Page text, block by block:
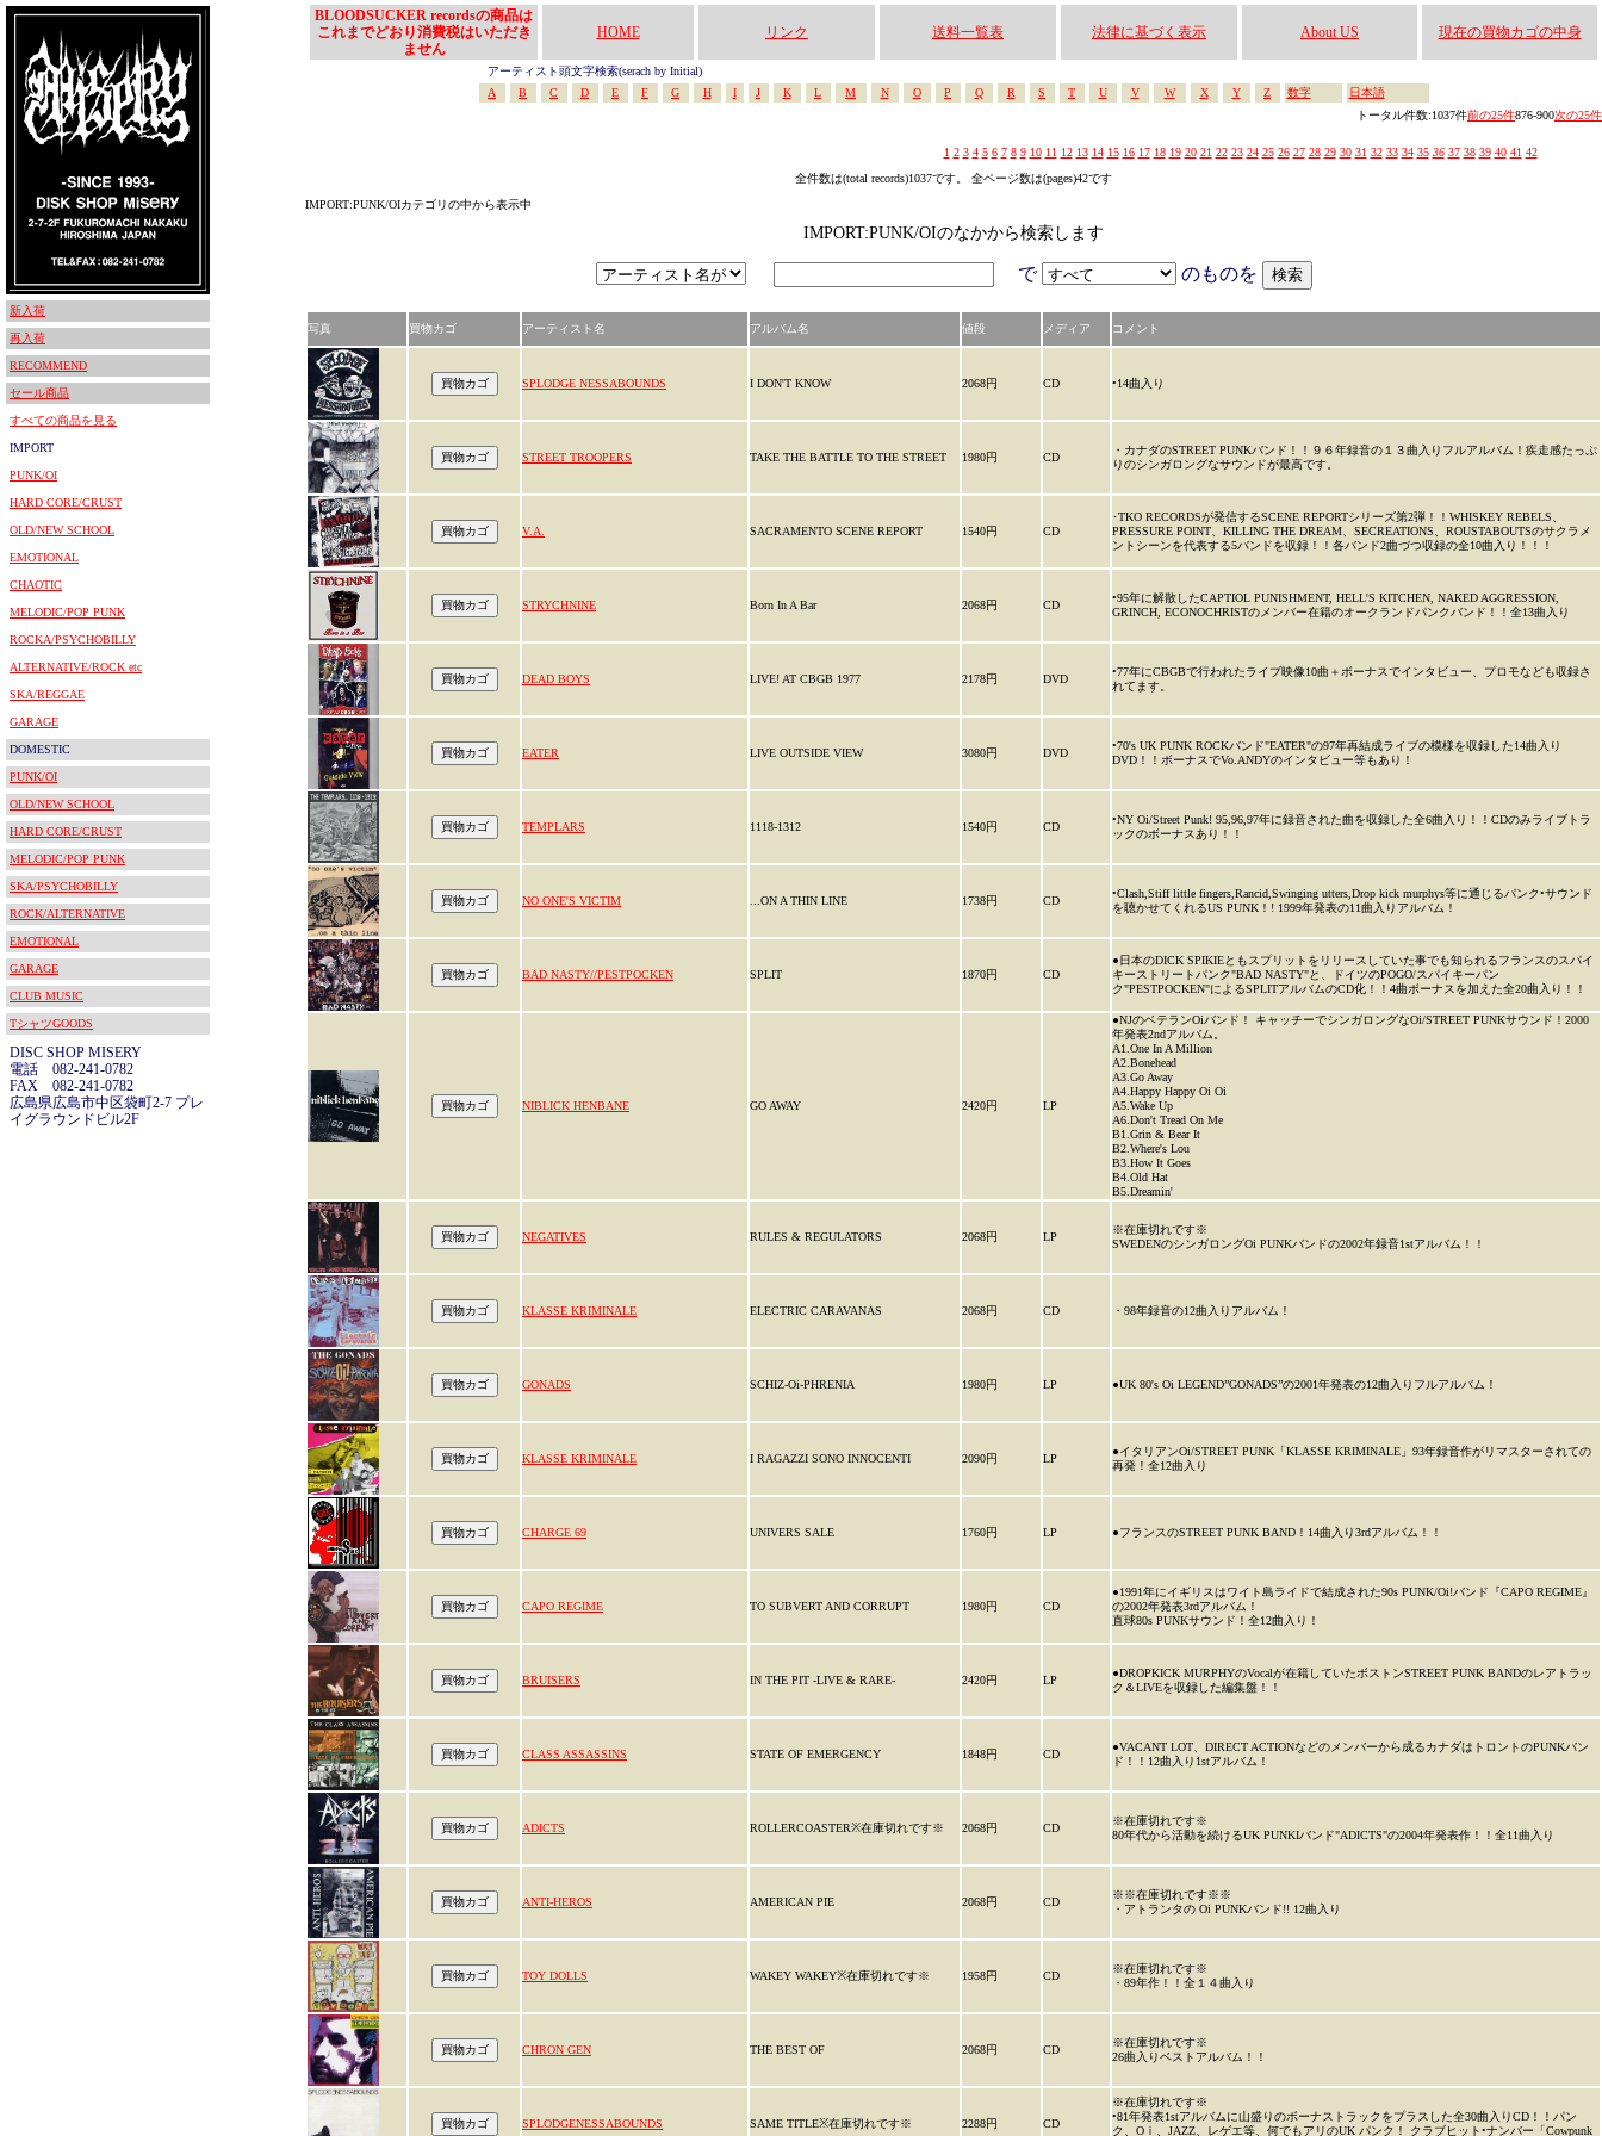
新入荷
再入荷
RECOMMEND
セール商品
すべての商品を見る
IMPORT
PUNK/OI
HARD CORE/CRUST
OLD/NEW SCHOOL
EMOTIONAL
CHAOTIC
MELODIC/POP PUNK
ROCKA/PSYCHOBILLY
ALTERNATIVE/ROCK etc
SKA/REGGAE
GARAGE
DOMESTIC
PUNK/OI
OLD/NEW SCHOOL
HARD CORE/CRUST
MELODIC/POP PUNK
SKA/PSYCHOBILLY
ROCK/ALTERNATIVE
EMOTIONAL
GARAGE
CLUB MUSIC
TシャツGOODS
DISC SHOP MISERY
電話 082-241-0782
FAX 082-241-0782
広島県広島市中区袋町2-7 プレ
イグラウンドビル2F
BLOODSUCKER recordsの商品は
これまでどおり消費税はいただき
ません
HOME リンク 送料一覧表 法律に基づく表示 About US 現在の買物カゴの中身
アーティスト頭文字検索(serach by Initial)
A
B C D E F G H I J K L M N O P Q R S T U V W X Y Z 数字
日本語
トータル件数:1037件前の25件876-900次の25件
1 2 3 4 5 6 7 8 9 10 11 12 13 14 15 16 17 18 19 20 21 22 23 24 25 26 27 28 29 30 31 32 33 34 35 36 37 38 39 40 41 42
全件数は(total records)1037です。 全ページ数は(pages)42です
IMPORT:PUNK/OIカテゴリの中から表示中
IMPORT:PUNK/OIのなかから検索します
で のものを
写真 買物カゴ アーティスト名 アルバム名 値段 メディア コメント
SPLODGE NESSABOUNDS I DON'T KNOW 2068円 CD •14曲入り
STREET TROOPERS TAKE THE BATTLE TO THE STREET 1980円 CD
・カナダのSTREET PUNKバンド！！９６年録音の１３曲入りフルアルバム！疾走感たっぷ
りのシンガロングなサウンドが最高です。
V.A. SACRAMENTO SCENE REPORT 1540円 CD
･TKO RECORDSが発信するSCENE REPORTシリーズ第2弾！！WHISKEY REBELS、
PRESSURE POINT、KILLING THE DREAM、SECREATIONS、ROUSTABOUTSのサクラメ
ントシーンを代表する5バンドを収録！！各バンド2曲づつ収録の全10曲入り！！！
STRYCHNINE Born In A Bar 2068円 CD
•95年に解散したCAPTIOL PUNISHMENT, HELL'S KITCHEN, NAKED AGGRESSION,
GRINCH, ECONOCHRISTのメンバー在籍のオークランドパンクバンド！！全13曲入り
DEAD BOYS LIVE! AT CBGB 1977 2178円 DVD
•77年にCBGBで行われたライブ映像10曲＋ボーナスでインタビュー、プロモなども収録さ
れてます。
EATER LIVE OUTSIDE VIEW 3080円 DVD
•70's UK PUNK ROCKバンド"EATER"の97年再結成ライブの模様を収録した14曲入り
DVD！！ボーナスでVo.ANDYのインタビュー等もあり！
TEMPLARS 1118-1312 1540円 CD
•NY Oi/Street Punk! 95,96,97年に録音された曲を収録した全6曲入り！！CDのみライブトラ
ックのボーナスあり！！
NO ONE'S VICTIM ...ON A THIN LINE 1738円 CD
•Clash,Stiff little fingers,Rancid,Swinging utters,Drop kick murphys等に通じるパンク•サウンド
を聴かせてくれるUS PUNK！! 1999年発表の11曲入りアルバム！
BAD NASTY//PESTPOCKEN SPLIT 1870円 CD
●日本のDICK SPIKIEともスプリットをリリースしていた事でも知られるフランスのスパイ
キーストリートパンク"BAD NASTY"と、ドイツのPOGO/スパイキーパン
ク"PESTPOCKEN"によるSPLITアルバムのCD化！！4曲ボーナスを加えた全20曲入り！！
NIBLICK HENBANE GO AWAY 2420円 LP
●NJのベテランOiバンド！ キャッチーでシンガロングなOi/STREET PUNKサウンド！2000
年発表2ndアルバム。
A1.One In A Million
A2.Bonehead
A3.Go Away
A4.Happy Happy Oi Oi
A5.Wake Up
A6.Don't Tread On Me
B1.Grin & Bear It
B2.Where's Lou
B3.How It Goes
B4.Old Hat
B5.Dreamin'
NEGATIVES RULES & REGULATORS 2068円 LP
※在庫切れです※
SWEDENのシンガロングOi PUNKバンドの2002年録音1stアルバム！！
KLASSE KRIMINALE ELECTRIC CARAVANAS 2068円 CD ・98年録音の12曲入りアルバム！
GONADS SCHIZ-Oi-PHRENIA 1980円 LP ●UK 80's Oi LEGEND”GONADS”の2001年発表の12曲入りフルアルバム！
KLASSE KRIMINALE I RAGAZZI SONO INNOCENTI 2090円 LP
●イタリアンOi/STREET PUNK「KLASSE KRIMINALE」93年録音作がリマスターされての
再発！全12曲入り
CHARGE 69 UNIVERS SALE 1760円 LP ●フランスのSTREET PUNK BAND！14曲入り3rdアルバム！！
CAPO REGIME TO SUBVERT AND CORRUPT 1980円 CD
●1991年にイギリスはワイト島ライドで結成された90s PUNK/Oi!バンド『CAPO REGIME』
の2002年発表3rdアルバム！
直球80s PUNKサウンド！全12曲入り！
BRUISERS IN THE PIT -LIVE & RARE- 2420円 LP
●DROPKICK MURPHYのVocalが在籍していたボストンSTREET PUNK BANDのレアトラッ
ク＆LIVEを収録した編集盤！！
CLASS ASSASSINS STATE OF EMERGENCY 1848円 CD
●VACANT LOT、DIRECT ACTIONなどのメンバーから成るカナダはトロントのPUNKバン
ド！！12曲入り1stアルバム！
ADICTS ROLLERCOASTER※在庫切れです※ 2068円 CD
※在庫切れです※
80年代から活動を続けるUK PUNKIバンド"ADICTS"の2004年発表作！！全11曲入り
ANTI-HEROS AMERICAN PIE 2068円 CD
※※在庫切れです※※
・アトランタの Oi PUNKバンド!! 12曲入り
TOY DOLLS WAKEY WAKEY※在庫切れです※ 1958円 CD
※在庫切れです※
・89年作！！全１４曲入り
CHRON GEN THE BEST OF 2068円 CD
※在庫切れです※
26曲入りベストアルバム！！
SPLODGENESSABOUNDS SAME TITLE※在庫切れです※ 2288円 CD
※在庫切れです※
•81年発表1stアルバムに山盛りのボーナストラックをプラスした全30曲入りCD！！パン
ク、Oｉ、JAZZ、レゲエ等、何でもアリのUK パンク！ クラブヒット•ナンバー「Cowpunk